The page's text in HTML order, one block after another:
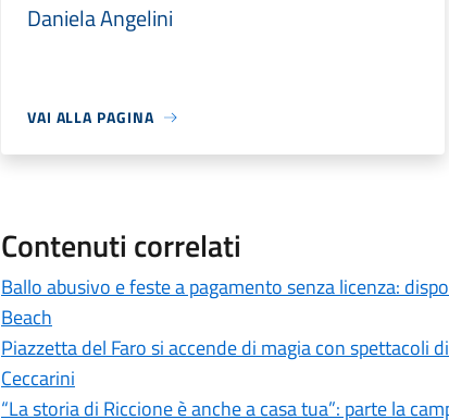
Daniela Angelini
VAI ALLA PAGINA
Contenuti correlati
Ballo abusivo e feste a pagamento senza licenza:
Beach
Piazzetta del Faro si accende di magia con spettacoli
Ceccarini
“La storia di Riccione è anche a casa tua”: parte la